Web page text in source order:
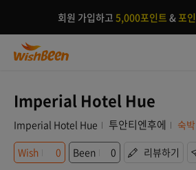
회원 가입하고 5,000포인트 &포
Imperial Hotel Hue
Imperial Hotel Hue 투안티엔후에
숙
Wish
0 Been 0 리뷰하기